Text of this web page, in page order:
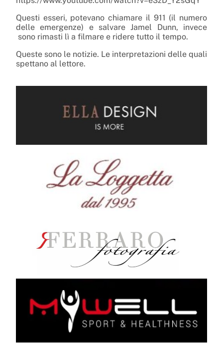
Questi esseri, potevano chiamare il 911 (il numero
delle emergenze) e salvare Jamel Dunn, invece
sono rimasti lì a filmare e ridere tutto il tempo.
Queste sono le notizie. Le interpretazioni delle quali
spettano al lettore.